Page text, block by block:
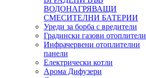
ВОДОНАГРЯВАЩИ
СМЕСИТЕЛНИ БАТЕРИИ
Уреди за борба с вредители
Градински газови отоплители
Инфрачервени отоплителни
панели
Електрически котли
Арома Дифузери